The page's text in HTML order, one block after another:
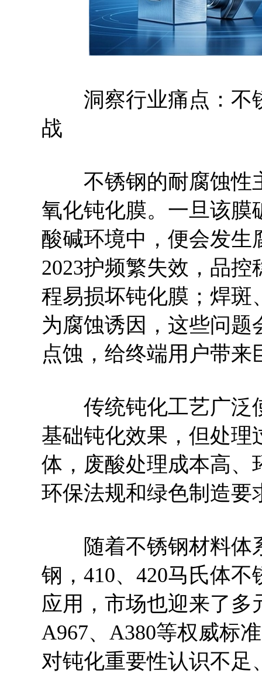
洞察行业痛点：不锈
战
不锈钢的耐腐蚀性
氧化钝化膜。一旦该膜
酸碱环境中，便会发生
2023护频繁失效，品
程易损坏钝化膜；焊斑
为腐蚀诱因，这些问
点蚀，给终端用户带
传统钝化工艺广泛
基础钝化效果，但处理
体，废酸处理成本高、
环保法规和绿色制造要
随着不锈钢材料体系
钢，410、420马氏体
应用，市场也迎来了
A967、A380等权威标
对钝化重要性认识不